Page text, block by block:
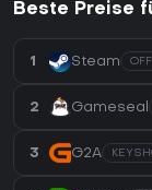
Beste Preise
1 Steam
2 Gameseal
3 G2A